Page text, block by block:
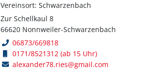
Vereinsort: Schwarzenbach
Zur Schellkaul 8
66620 Nonnweiler-Schwarzenbach
06873/669818
0171/8521312 (ab 15 Uhr)
alexander78.ries@gmail.com